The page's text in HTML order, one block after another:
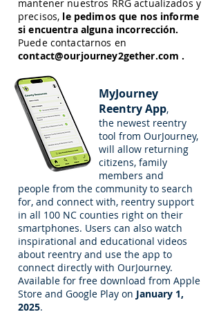
mantener nuestros RRG actualizados y
precisos, le pedimos que nos informe
si encuentra alguna incorrección.
Puede contactarnos en
contact@ourjourney2gether.com .
MyJourney
Reentry App,
the newest reentry
tool from OurJourney,
will allow returning
citizens, family
members and
people from the community to search
for, and connect with, reentry support
in all 100 NC counties right on their
smartphones. Users can also watch
inspirational and educational videos
about reentry and use the app to
connect directly with OurJourney.
Available for free download from Apple
Store and Google Play on January 1,
2025.